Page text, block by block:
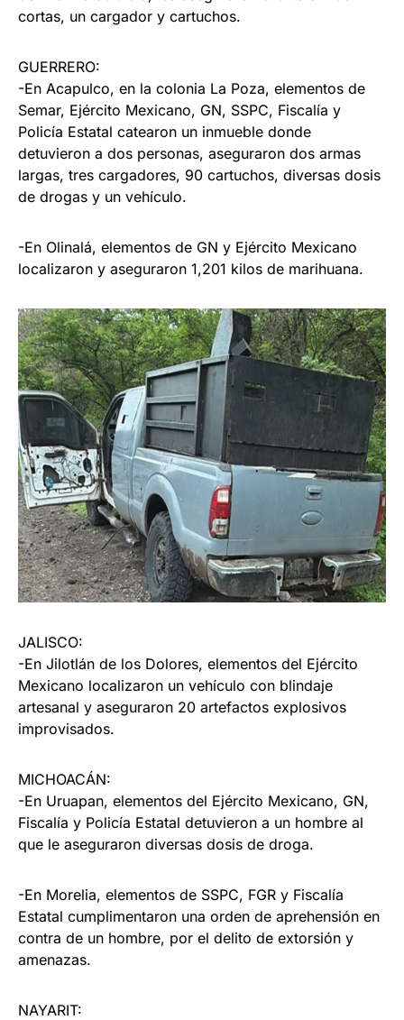
cortas, un cargador y cartuchos.
GUERRERO:
-En Acapulco, en la colonia La Poza, elementos de
Semar, Ejército Mexicano, GN, SSPC, Fiscalía y
Policía Estatal catearon un inmueble donde
detuvieron a dos personas, aseguraron dos armas
largas, tres cargadores, 90 cartuchos, diversas dosis
de drogas y un vehículo.
-En Olinalá, elementos de GN y Ejército Mexicano
localizaron y aseguraron 1,201 kilos de marihuana.
JALISCO:
-En Jilotlán de los Dolores, elementos del Ejército
Mexicano localizaron un vehículo con blindaje
artesanal y aseguraron 20 artefactos explosivos
improvisados.
MICHOACÁN:
-En Uruapan, elementos del Ejército Mexicano, GN,
Fiscalía y Policía Estatal detuvieron a un hombre al
que le aseguraron diversas dosis de droga.
-En Morelia, elementos de SSPC, FGR y Fiscalía
Estatal cumplimentaron una orden de aprehensión en
contra de un hombre, por el delito de extorsión y
amenazas.
NAYARIT: